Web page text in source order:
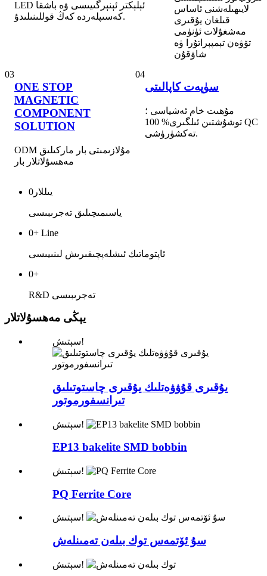
LED ئېلېكتر ئېنېرگىيىسى ۋە باشقا
كەسىپلەردە كەڭ قوللىنىلىدۇ.
لايىھىلەشنى ئاساس
قىلغان يۇقىرى
مەشغۇلات ئۈنۈمى
تۆۋەن تېمپېراتۇرا ۋە
شاۋقۇن
03
ONE STOP
MAGNETIC
COMPONENT
SOLUTION
ODM مۇلازىمىتى بار ماركىلىق
مەھسۇلاتلار بار
04
سۈپەت كاپالىتى
مۇھىت خام ئەشياسى ؛
توشۇشتىن ئىلگىرى% 100 QC
تەكشۈرۈشى.
0 يىللار
ياسىمىچىلىق تەجرىبىسى
0+ Line
ئاپتوماتىك ئىشلەپچىقىرىش لىنىيىسى
0+
R&D تەجرىبىسى
يېڭى مەھسۇلاتلار
سېتىش!
يۇقىرى قۇۋۋەتلىك يۇقىرى چاستوتىلىق
تىرانسفورموتور
سېتىش!
EP13 bakelite SMD bobbin
سېتىش!
PQ Ferrite Core
سېتىش!
سۇ ئۆتمەس توك بىلەن تەمىنلەش
سېتىش!